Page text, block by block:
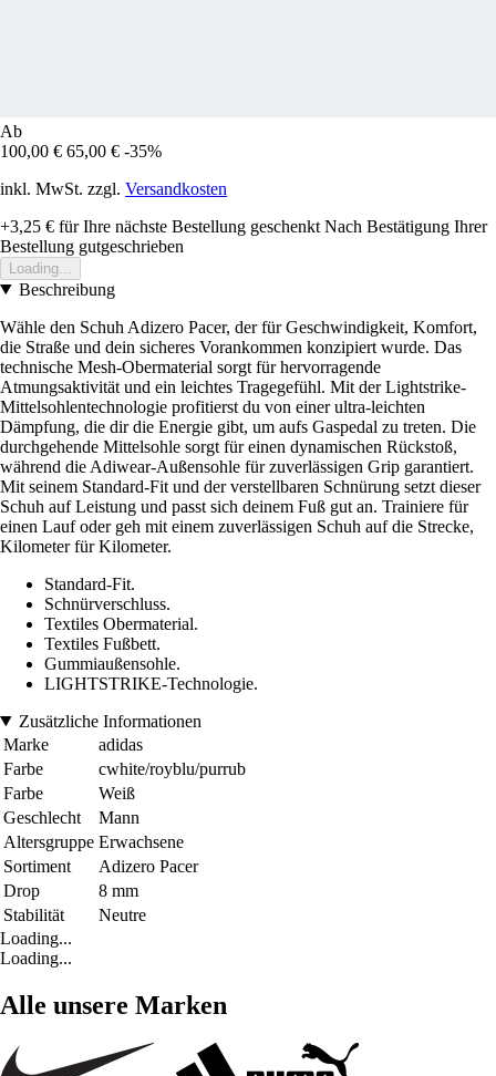
Ab
100,00 € 65,00 € -35%
inkl. MwSt. zzgl. Versandkosten
+3,25 € für Ihre nächste Bestellung geschenkt Nach Bestätigung Ihrer
Bestellung gutgeschrieben
Loading...
Beschreibung
Wähle den Schuh Adizero Pacer, der für Geschwindigkeit, Komfort,
die Straße und dein sicheres Vorankommen konzipiert wurde. Das
technische Mesh-Obermaterial sorgt für hervorragende
Atmungsaktivität und ein leichtes Tragegefühl. Mit der Lightstrike-
Mittelsohlentechnologie profitierst du von einer ultra-leichten
Dämpfung, die dir die Energie gibt, um aufs Gaspedal zu treten. Die
durchgehende Mittelsohle sorgt für einen dynamischen Rückstoß,
während die Adiwear-Außensohle für zuverlässigen Grip garantiert.
Mit seinem Standard-Fit und der verstellbaren Schnürung setzt dieser
Schuh auf Leistung und passt sich deinem Fuß gut an. Trainiere für
einen Lauf oder geh mit einem zuverlässigen Schuh auf die Strecke,
Kilometer für Kilometer.
Standard-Fit.
Schnürverschluss.
Textiles Obermaterial.
Textiles Fußbett.
Gummiaußensohle.
LIGHTSTRIKE-Technologie.
Zusätzliche Informationen
Marke
adidas
Farbe
cwhite/royblu/purrub
Farbe
Weiß
Geschlecht
Mann
Altersgruppe Erwachsene
Sortiment
Adizero Pacer
Drop
8 mm
Stabilität
Neutre
Loading...
Loading...
Alle unsere Marken